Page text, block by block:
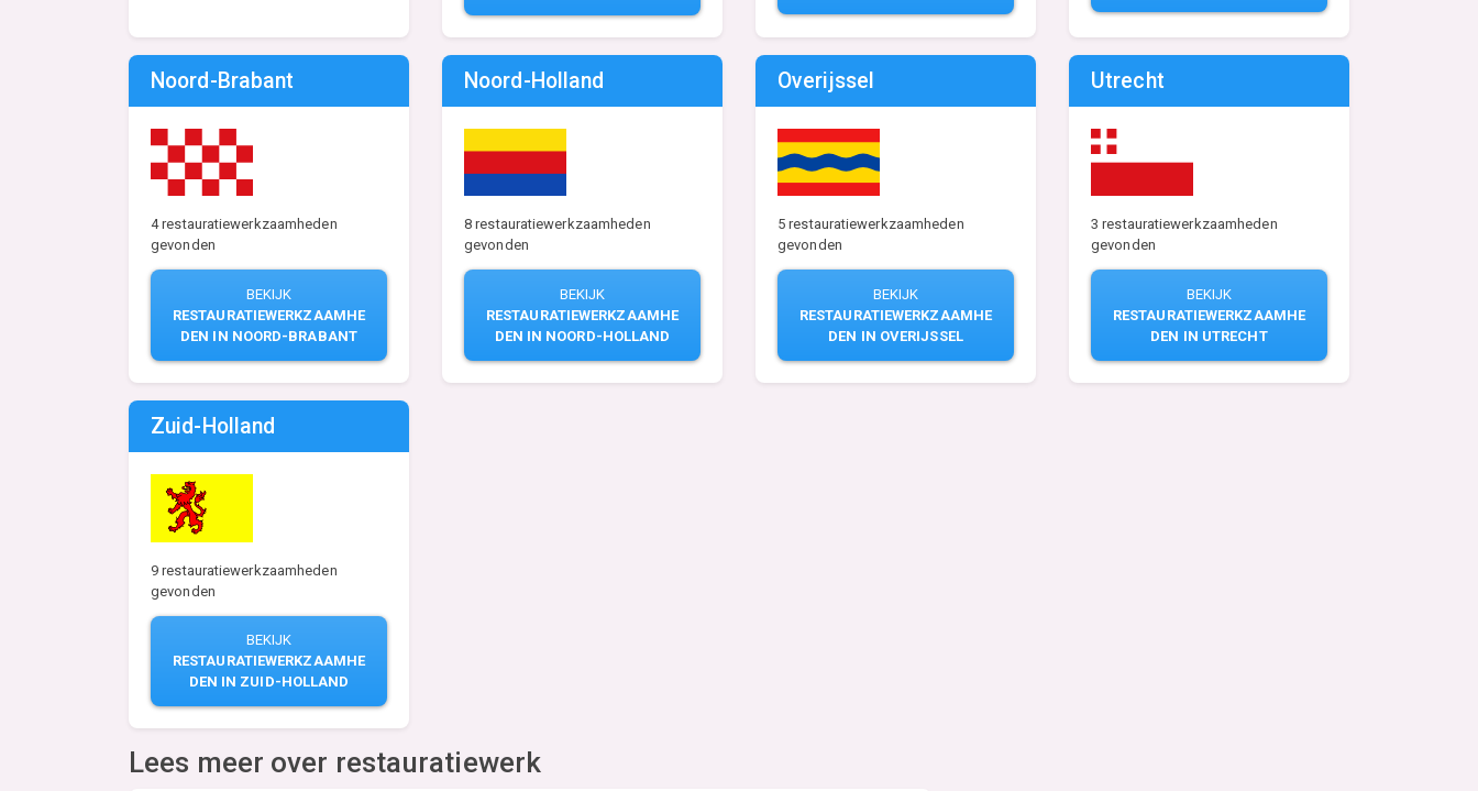
Noord-Brabant
4 restauratiewerkzaamheden
gevonden
BEKIJK
RESTAURATIEWERKZAAMHE
DEN IN NOORD-BRABANT
Noord-Holland
8 restauratiewerkzaamheden
gevonden
BEKIJK
RESTAURATIEWERKZAAMHE
DEN IN NOORD-HOLLAND
Overijssel
5 restauratiewerkzaamheden
gevonden
BEKIJK
RESTAURATIEWERKZAAMHE
DEN IN OVERIJSSEL
Utrecht
3 restauratiewerkzaamheden
gevonden
BEKIJK
RESTAURATIEWERKZAAMHE
DEN IN UTRECHT
Zuid-Holland
9 restauratiewerkzaamheden
gevonden
BEKIJK
RESTAURATIEWERKZAAMHE
DEN IN ZUID-HOLLAND
Lees meer over restauratiewerk